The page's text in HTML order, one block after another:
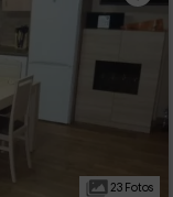
23 Fotos